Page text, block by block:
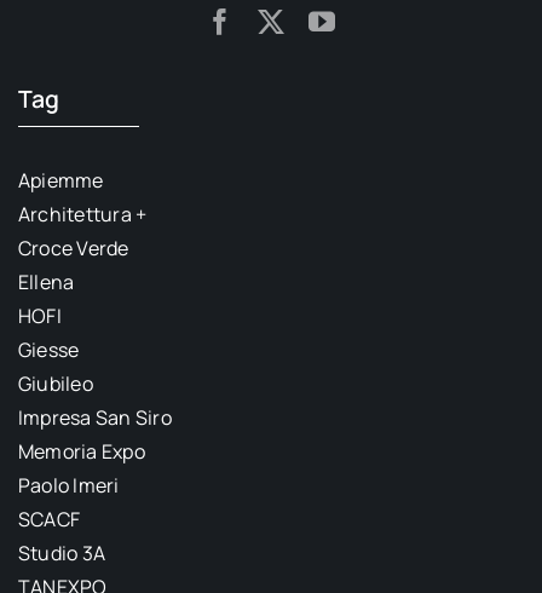
Tag
Apiemme
Architettura +
Croce Verde
Ellena
HOFI
Giesse
Giubileo
Impresa San Siro
Memoria Expo
Paolo Imeri
SCACF
Studio 3A
TANEXPO